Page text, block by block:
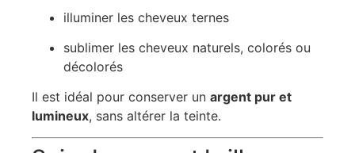
illuminer les cheveux ternes
sublimer les cheveux naturels, colorés ou
décolorés
Il est idéal pour conserver un argent pur et
lumineux, sans altérer la teinte.